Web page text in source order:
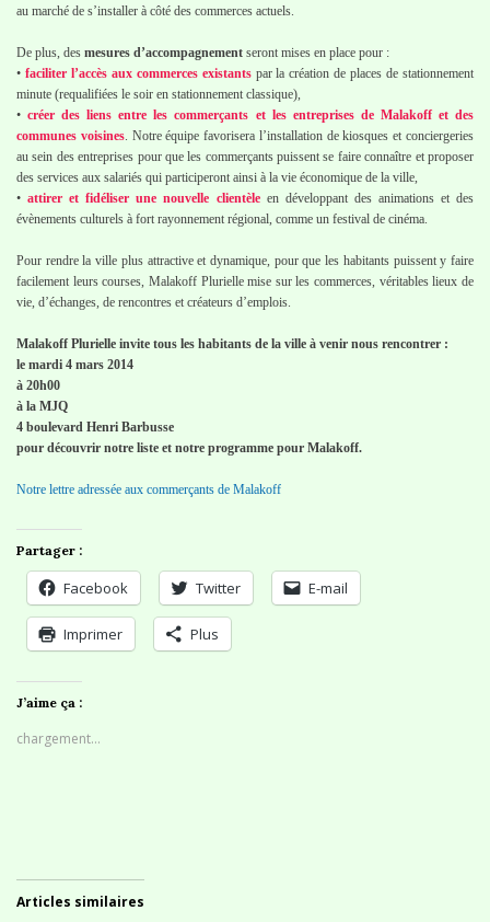
au marché de s’installer à côté des commerces actuels.
De plus, des mesures d’accompagnement seront mises en place pour :
• faciliter l’accès aux commerces existantspar la création de places de stationnement
minute (requalifiées le soir en stationnement classique),
•créer des liens entre les commerçants et les entreprises de Malakoff et des
communes voisines. Notre équipe favorisera l’installation de kiosques et conciergeries
au sein des entreprises pour que les commerçants puissent se faire connaître et proposer
des services aux salariés qui participeront ainsi à la vie économique de la ville,
•attirer et fidéliser une nouvelle clientèleen développant des animations et des
évènements culturels à fort rayonnement régional, comme un festival de cinéma.
Pour rendre la ville plus attractive et dynamique, pour que les habitants puissent y faire
facilement leurs courses, Malakoff Plurielle mise sur les commerces, véritables lieux de
vie, d’échanges, de rencontres et créateurs d’emplois.
Malakoff Plurielle invite tous les habitants de la ville à venir nous rencontrer :
le mardi 4 mars 2014
à 20h00
à la MJQ
4 boulevard Henri Barbusse
pour découvrir notre liste et notre programme pour Malakoff.
Notre lettre adressée aux commerçants de Malakoff
Partager :
Facebook Twitter E-mail
Imprimer Plus
J’aime ça :
chargement…
Articles similaires